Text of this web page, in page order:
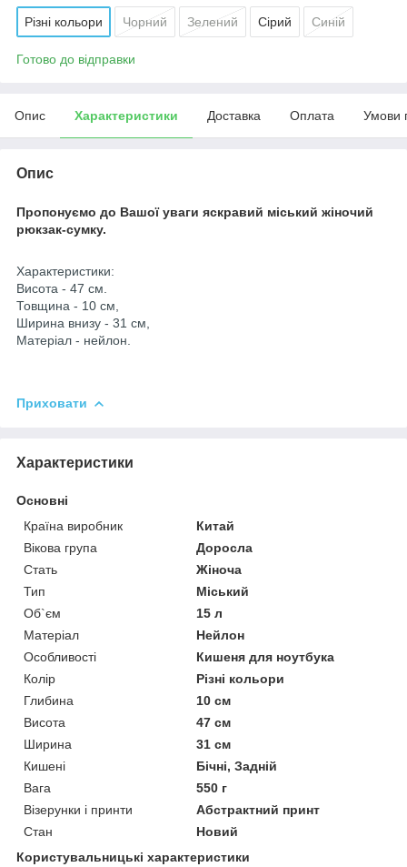
Різні кольори Чорний Зелений Сірий Синій
Готово до відправки
Опис Характеристики Доставка Оплата Умови
Опис
Пропонуємо до Вашої уваги яскравий міський жіночий
рюкзак-сумку.
Характеристики:
Висота - 47 см.
Товщина - 10 см,
Ширина внизу - 31 см,
Матеріал - нейлон.
Приховати
Характеристики
Основні
Країна виробник
Китай
Вікова група
Доросла
Стать
Жіноча
Тип
Міський
Об`єм
15 л
Матеріал
Нейлон
Особливості
Кишеня для ноутбука
Колір
Різні кольори
Глибина
10 см
Висота
47 см
Ширина
31 см
Кишені
Бічні, Задній
Вага
550 г
Візерунки і принти
Абстрактний принт
Стан
Новий
Користувальницькі характеристики